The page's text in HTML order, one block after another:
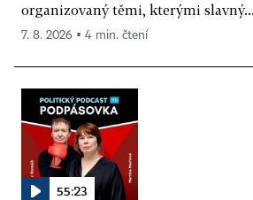
organizovaný těmi, kterými slavný...
7. 8. 2026 ▪ 4 min. čtení
55:23